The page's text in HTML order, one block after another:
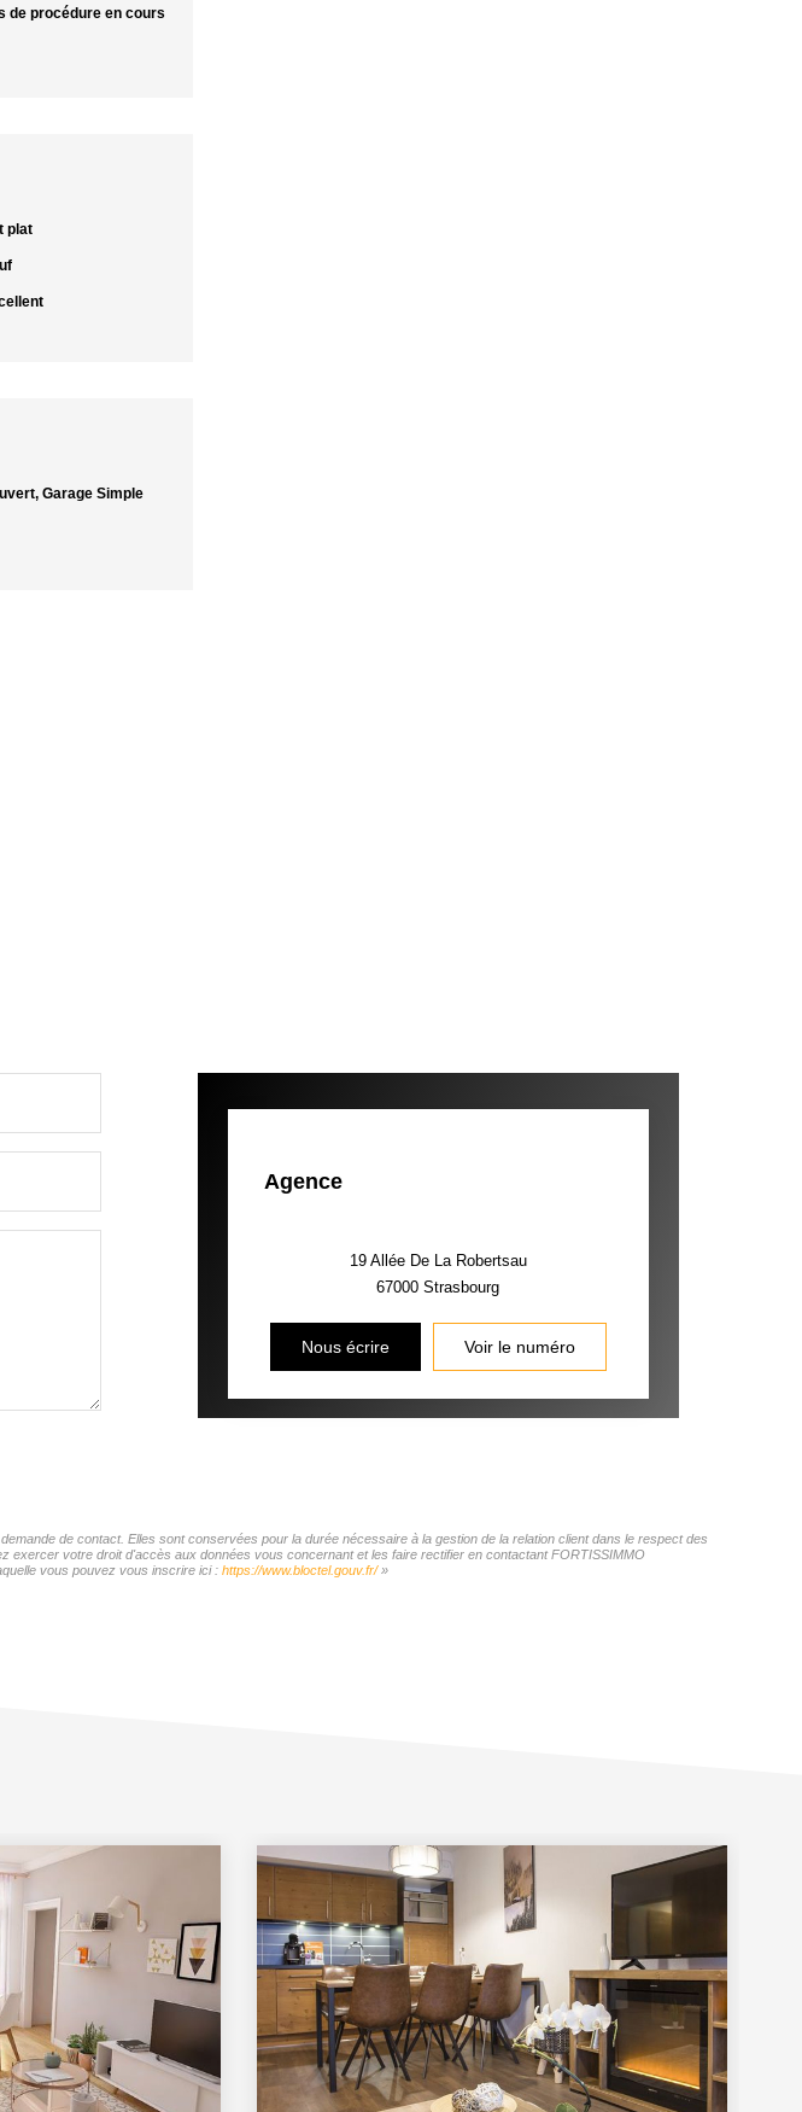
de procédure en cours
plat
Garage Simple
Agence
19 Allée De La Robertsau
67000Strasbourg
Nous écrire Voir le numéro
de contact. Elles sont conservées pour la durée nécessaire à la gestion de la relation client dans le respect des
exercer votre droit d'accès aux données vous concernant et les faire rectifier en contactant FORTISSIMMO
vous pouvez vous inscrire ici : https://www.bloctel.gouv.fr/»